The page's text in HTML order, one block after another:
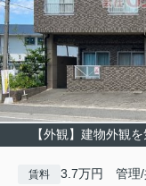
【外観】建物外観
賃料 3.7万円 管理/